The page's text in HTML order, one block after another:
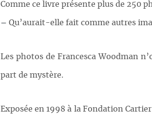
Comme ce livre présente plus de 250
– Qu’aurait-elle fait comme autres
Les photos de Francesca Woodman
part de mystère.
Exposée en 1998 à la Fondation